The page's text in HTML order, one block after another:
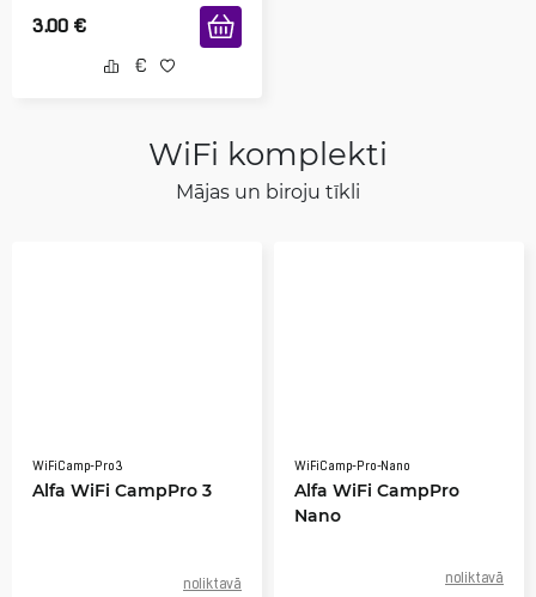
3.00 €
WiFi komplekti
Mājas un biroju tīkli
WiFiCamp-Pro3
Alfa WiFi CampPro 3
noliktavā
WiFiCamp-Pro-Nano
Alfa WiFi CampPro
Nano
noliktavā